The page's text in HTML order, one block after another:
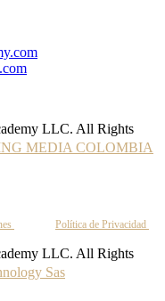
LLC. All Rights
MEDIA COLOMBIA
Política de Privacidad
LLC. All Rights
Sas